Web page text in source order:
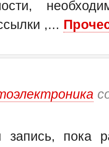
,...
запись, пока